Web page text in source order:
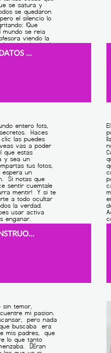
LA PRIVACIDAD DE TUS DATOS PERSONALES
CUIDADO CON LOS MONSTRUOS DE INTERNET